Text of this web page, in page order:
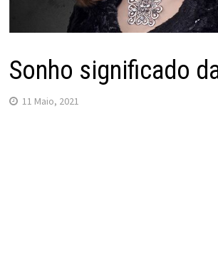
Sonho significado
11 Maio, 2021